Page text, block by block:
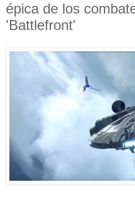
épica de los
'Battlefront'